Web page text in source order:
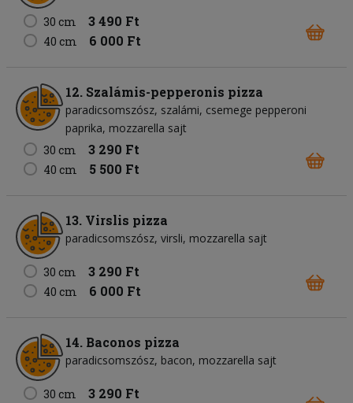
30 cm 3 490 Ft
40 cm 6 000 Ft
12. Szalámis-pepperonis pizza
paradicsomszósz szalámi csemege pepperoni
paprika mozzarella sajt
30 cm
3 290 Ft
40 cm 5 500 Ft
13. Virslis pizza
paradicsomszósz virsli mozzarella sajt
30 cm 3 290 Ft
40 cm 6 000 Ft
14. Baconos pizza
paradicsomszósz bacon mozzarella sajt
30 cm 3 290 Ft